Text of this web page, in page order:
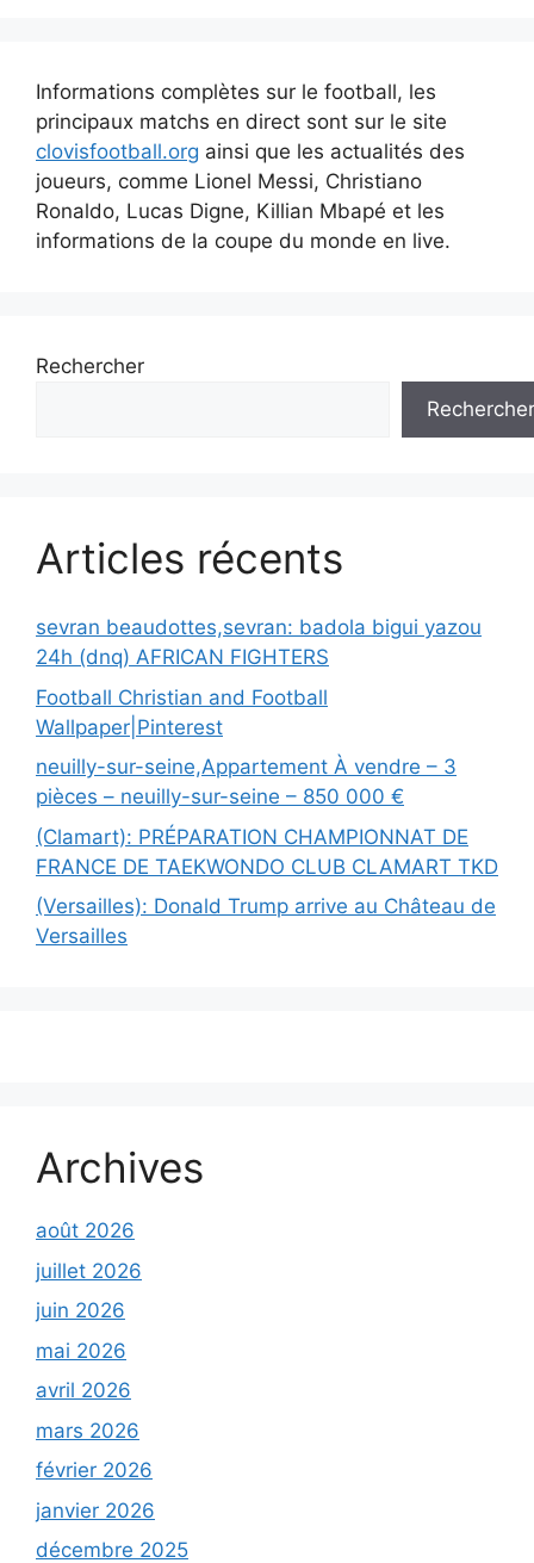
Informations complètes sur le football, les
principaux matchs en direct sont sur le site
clovisfootball.org ainsi que les actualités des
joueurs, comme Lionel Messi, Christiano
Ronaldo, Lucas Digne, Killian Mbapé et les
informations de la coupe du monde en live.
Rechercher
Rechercher
Articles récents
sevran beaudottes,sevran: badola bigui yazou
24h (dnq) AFRICAN FIGHTERS
Football Christian and Football
Wallpaper|Pinterest
neuilly-sur-seine,Appartement À vendre – 3
pièces – neuilly-sur-seine – 850 000 €
(Clamart): PRÉPARATION CHAMPIONNAT DE
FRANCE DE TAEKWONDO CLUB CLAMART TKD
(Versailles): Donald Trump arrive au Château de
Versailles
Archives
août 2026
juillet 2026
juin 2026
mai 2026
avril 2026
mars 2026
février 2026
janvier 2026
décembre 2025